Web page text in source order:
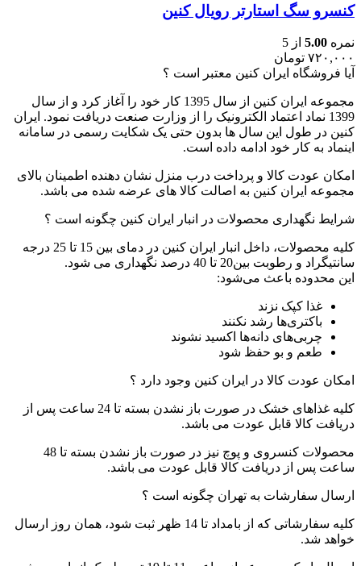
کنسرو سگ استارتر رویال کنین
نمره 5.00 از 5
۷۲۰,۰۰۰ تومان
آیا فروشگاه ایران کنین معتبر است ؟
مجموعه ایران کنین از سال 1395 کار خود را آغاز کرد و از سال
1399 نماد اعتماد الکترونیک را از وزارت صنعت دریافت نمود. ایران
کنین در طول این سال ها بدون حتی یک شکایت رسمی در سامانه
اینماد به کار خود ادامه داده است.
امکان عودت کالا و پرداخت درب منزل نشان دهنده اطمینان بالای
مجموعه ایران کنین به اصالت کالا های عرضه شده می باشد.
شرایط نگهداری محصولات در انبار ایران کنین چگونه است ؟
کلیه محصولات، داخل انبار ایران کنین در دمای بین 15 تا 25 درجه
سانتیگراد و رطوبت بین20 تا 40 درصد نگهداری می شود.
این محدوده باعث می‌شود:
غذا کپک نزند
باکتری‌ها رشد نکنند
چربی‌های دانه‌ها اکسید نشوند
طعم و بو حفظ شود
امکان عودت کالا در ایران کنین وجود دارد ؟
کلیه غذاهای خشک در صورت باز نشدن بسته تا 24 ساعت پس از
دریافت کالا قابل عودت می باشد.
محصولات کنسروی و پوچ نیز در صورت باز نشدن بسته تا 48
ساعت پس از دریافت کالا قابل عودت می باشد.
ارسال سفارشات به تهران چگونه است ؟
کلیه سفارشاتی که از بامداد تا 14 ظهر ثبت شود، همان روز ارسال
خواهد شد.